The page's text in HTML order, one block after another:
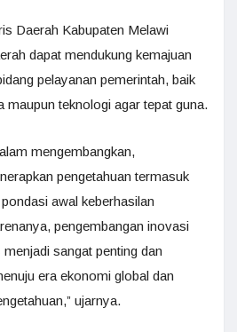
Daerah Kabupaten Melawi
dapat mendukung kemajuan
pelayanan pemerintah, baik
maupun teknologi agar tepat guna.
mengembangkan,
pengetahuan termasuk
awal keberhasilan
pengembangan inovasi
sangat penting dan
era ekonomi global dan
ujarnya.